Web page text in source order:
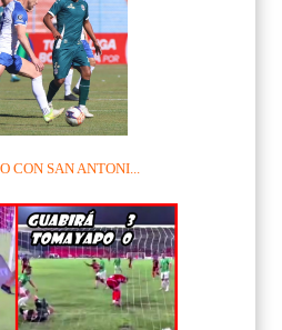
CON SAN ANTONI...